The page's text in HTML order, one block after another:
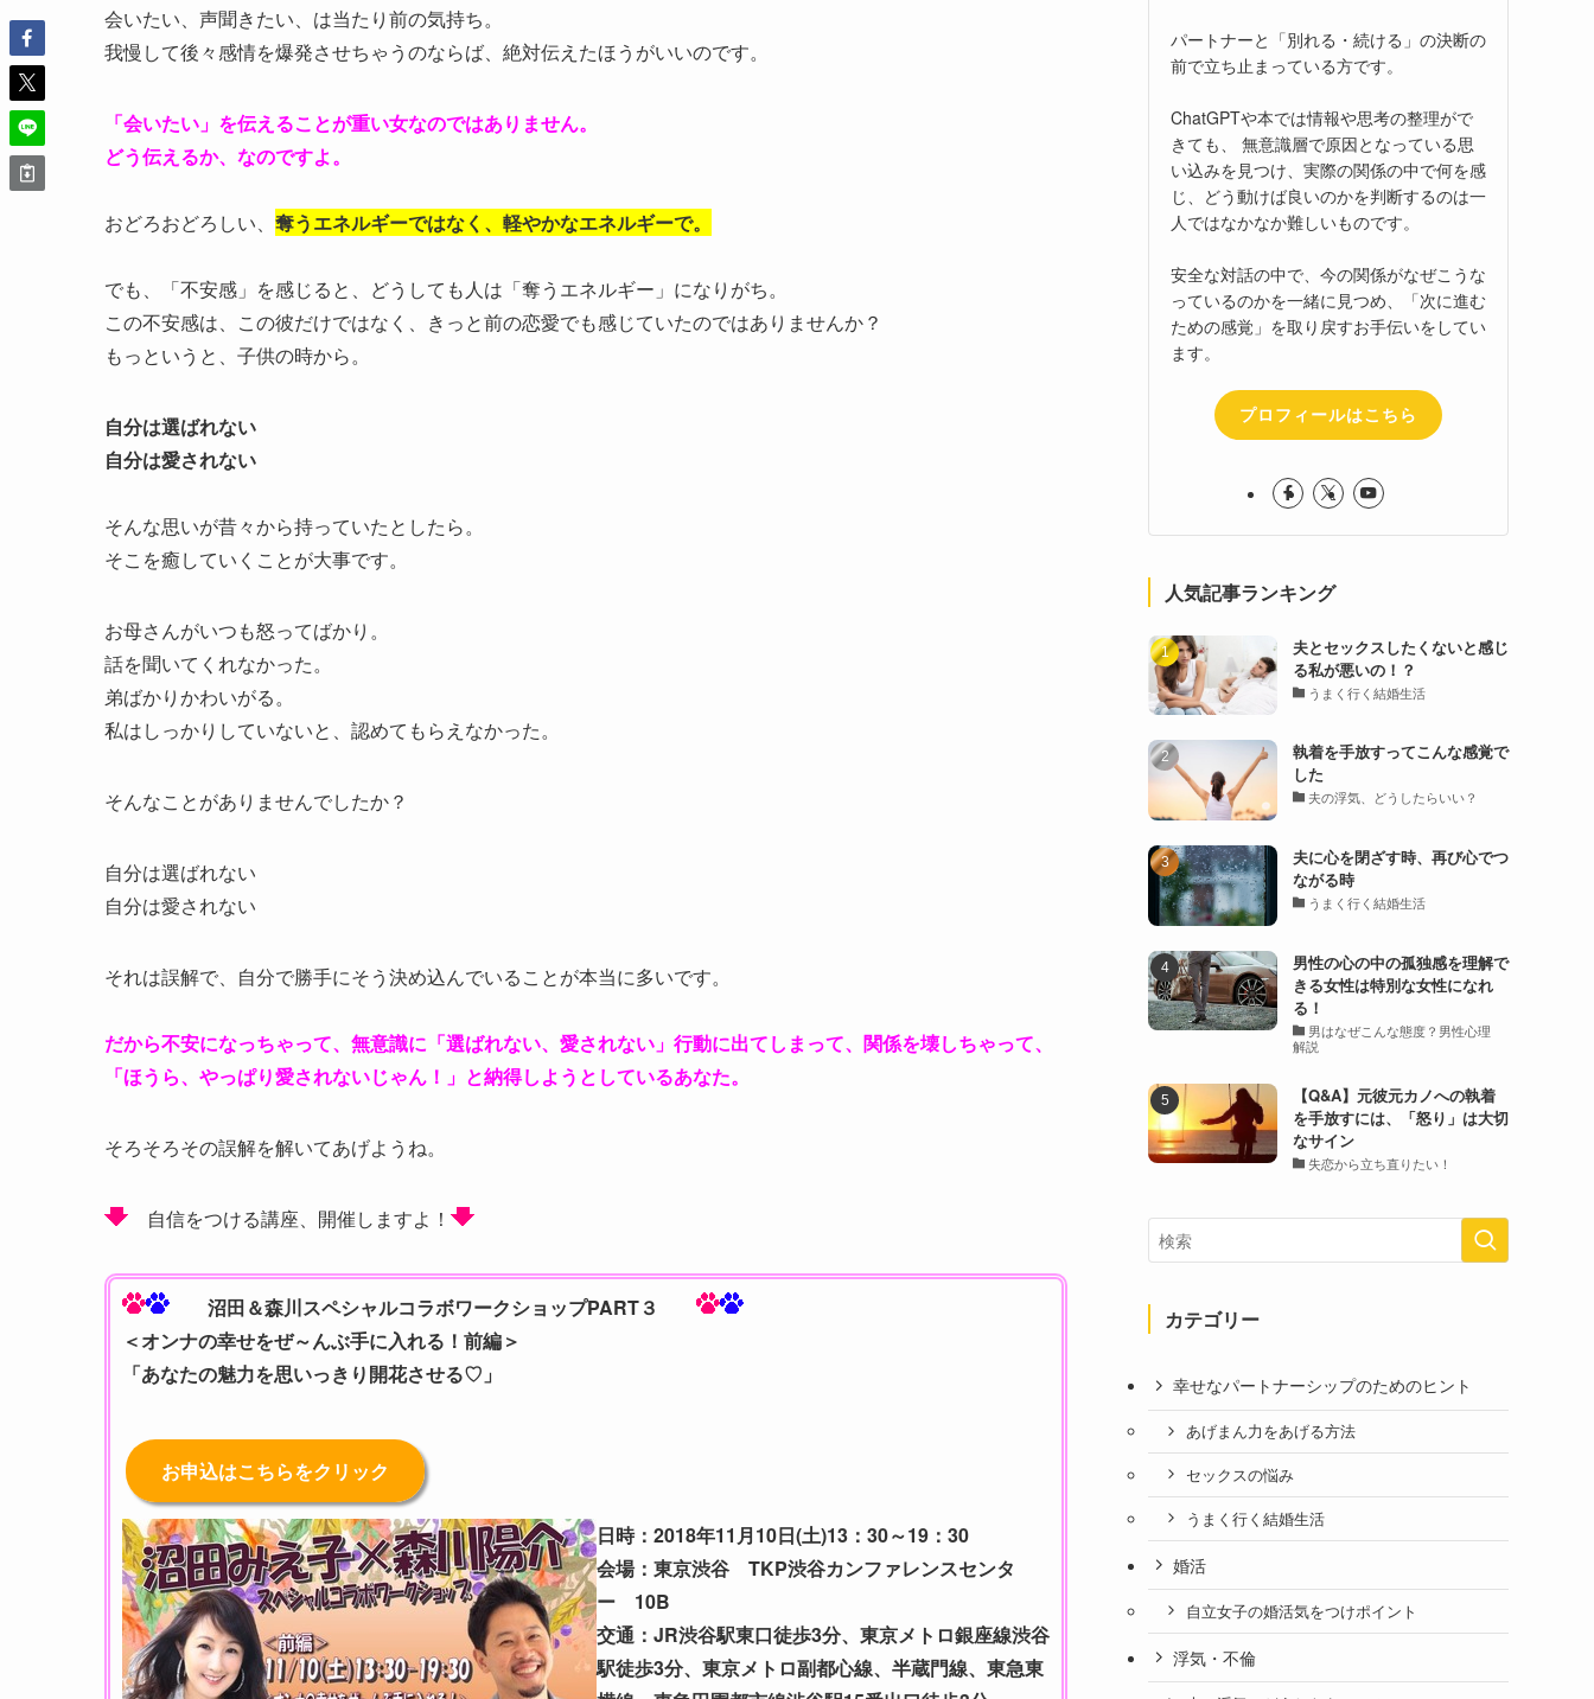
会いたい、声聞きたい、は当たり前の気持ち。
我慢して後々感情を爆発させちゃうのならば、絶対伝えたほうがいいのです。
「会いたい」を伝えることが重い女なのではありません。
どう伝えるか、なのですよ。
おどろおどろしい、 奪うエネルギーではなく、軽やかなエネルギーで。
でも、「不安感」を感じると、どうしても人は「奪うエネルギー」になりがち。
この不安感は、この彼だけではなく、きっと前の恋愛でも感じていたのではありませんか？
もっというと、子供の時から。
自分は選ばれない
自分は愛されない
そんな思いが昔々から持っていたとしたら。
そこを癒していくことが大事です。
お母さんがいつも怒ってばかり。
話を聞いてくれなかった。
弟ばかりかわいがる。
私はしっかりしていないと、認めてもらえなかった。
そんなことがありませんでしたか？
自分は選ばれない
自分は愛されない
それは誤解で、自分で勝手にそう決め込んでいることが本当に多いです。
だから不安になっちゃって、無意識に「選ばれない、愛されない」行動に出てしまって、関係を壊しちゃって、
「ほうら、やっぱり愛されないじゃん！」と納得しようとしているあなた。
そろそろその誤解を解いてあげようね。
自信をつける講座、開催しますよ！
沼田＆森川スペシャルコラボワークショップPART３
＜オンナの幸せをぜ～んぶ手に入れる！前編＞
「あなたの魅力を思いっきり開花させる♡」
お申込はこちらをクリック
日時：2018年11月10日(土)13：30～19：30
会場：東京渋谷 TKP渋谷カンファレンスセンタ
ー 10B
交通：JR渋谷駅東口徒歩3分、東京メトロ銀座線渋谷
駅徒歩3分、東京メトロ副都心線、半蔵門線、東急東
パートナーと「別れる・続ける」の決断の
前で立ち止まっている方です。
ChatGPTや本では情報や思考の整理がで
きても、 無意識層で原因となっている思
い込みを見つけ、実際の関係の中で何を感
じ、どう動けば良いのかを判断するのは一
人ではなかなか難しいものです。
安全な対話の中で、今の関係がなぜこうな
っているのかを一緒に見つめ、「次に進む
ための感覚」を取り戻すお手伝いをしてい
ます。
プロフィールはこちら
人気記事ランキング
夫とセックスしたくないと感じ
る私が悪いの！？
うまく行く結婚生活
執着を手放すってこんな感覚で
した
夫の浮気、どうしたらいい？
夫に心を閉ざす時、再び心でつ
ながる時
うまく行く結婚生活
男性の心の中の孤独感を理解で
きる女性は特別な女性になれ
る！
男はなぜこんな態度？男性心理
解説
【Q&A】元彼元カノへの執着
を手放すには、「怒り」は大切
なサイン
失恋から立ち直りたい！
カテゴリー
幸せなパートナーシップのためのヒント
あげまん力をあげる方法
セックスの悩み
うまく行く結婚生活
婚活
自立女子の婚活気をつけポイント
浮気・不倫